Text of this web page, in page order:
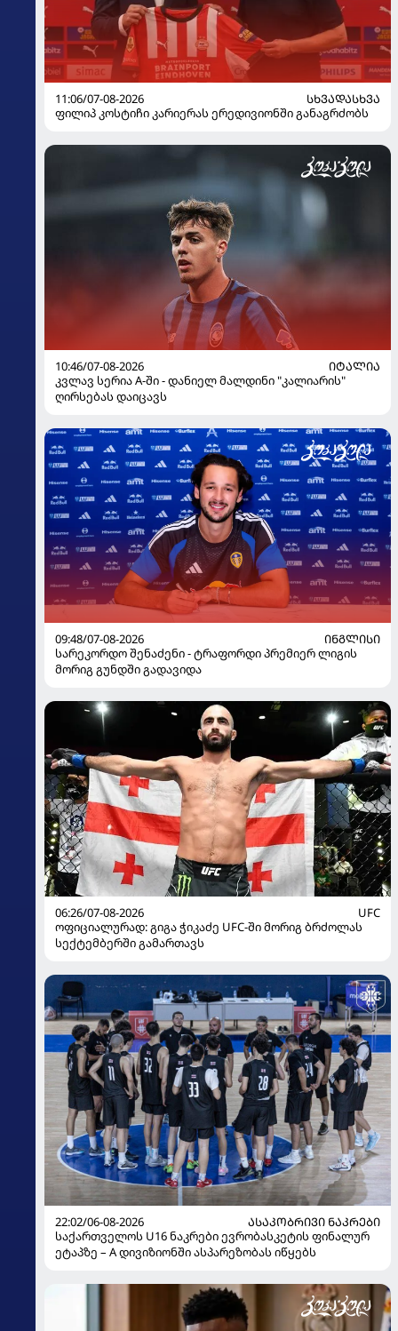
11:06/07-08-2026
ᲡᲮᲕᲐᲓᲐᲡᲮᲕᲐ
ფილიპ კოსტიჩი კარიერას ერედივიონში განაგრძობს
10:46/07-08-2026
ᲘᲢᲐᲚᲘᲐ
კვლავ სერია A-ში - დანიელ მალდინი "კალიარის"
ღირსებას დაიცავს
09:48/07-08-2026
ᲘᲜᲒᲚᲘᲡᲘ
სარეკორდო შენაძენი - ტრაფორდი პრემიერ ლიგის
მორიგ გუნდში გადავიდა
06:26/07-08-2026
UFC
ოფიციალურად: გიგა ჭიკაძე UFC-ში მორიგ ბრძოლას
სექტემბერში გამართავს
22:02/06-08-2026
ᲐᲡᲐᲙᲝᲑᲠᲘᲕᲘ ᲜᲐᲙᲠᲔᲑᲘ
საქართველოს U16 ნაკრები ევრობასკეტის ფინალურ
ეტაპზე – A დივიზიონში ასპარეზობას იწყებს